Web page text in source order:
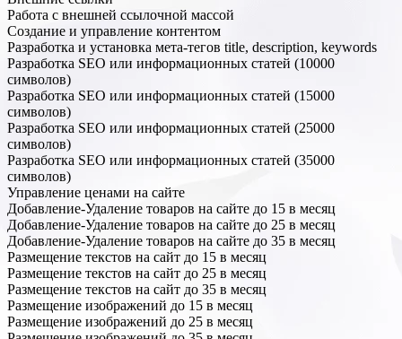
Работа с внешней ссылочной массой
Создание и управление контентом
Разработка и установка мета-тегов title, description, keywords
Разработка SEO или информационных статей (10000
символов)
Разработка SEO или информационных статей (15000
символов)
Разработка SEO или информационных статей (25000
символов)
Разработка SEO или информационных статей (35000
символов)
Управление ценами на сайте
Добавление-Удаление товаров на сайте до 15 в месяц
Добавление-Удаление товаров на сайте до 25 в месяц
Добавление-Удаление товаров на сайте до 35 в месяц
Размещение текстов на сайт до 15 в месяц
Размещение текстов на сайт до 25 в месяц
Размещение текстов на сайт до 35 в месяц
Размещение изображений до 15 в месяц
Размещение изображений до 25 в месяц